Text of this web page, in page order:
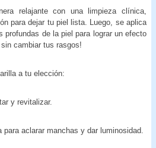
relajante con una limpieza clínica,
para dejar tu piel lista. Luego, se aplica
profundas de la piel para lograr un efecto
cambiar tus rasgos!
a tu elección:
y revitalizar.
aclarar manchas y dar luminosidad.